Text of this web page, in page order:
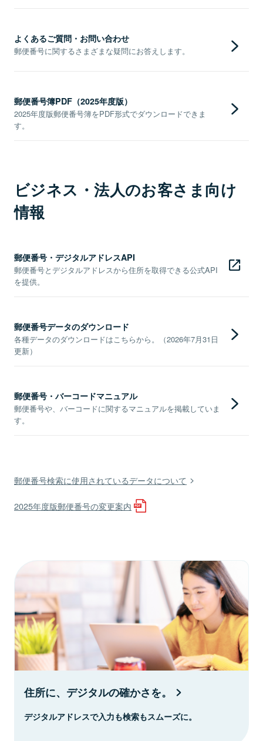
よくあるご質問・お問い合わせ
郵便番号に関するさまざまな疑問にお答えします。
郵便番号簿PDF（2025年度版）
2025年度版郵便番号簿をPDF形式でダウンロードできま
す。
ビジネス・法人のお客さま向け
情報
郵便番号・デジタルアドレスAPI
郵便番号とデジタルアドレスから住所を取得できる公式API
を提供。
郵便番号データのダウンロード
各種データのダウンロードはこちらから。（2026年7月31日
更新）
郵便番号・バーコードマニュアル
郵便番号や、バーコードに関するマニュアルを掲載していま
す。
郵便番号検索に使用されているデータについて
2025年度版郵便番号の変更案内
住所に、デジタルの確かさを。
デジタルアドレスで入力も検索もスムーズに。